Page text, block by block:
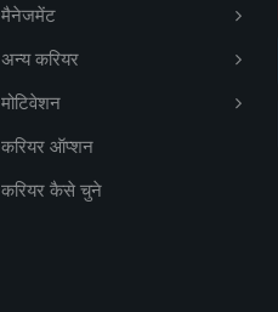
मैनेजमेंट
अन्य करियर
मोटिवेशन
करियर ऑप्शन
करियर कैसे चुने